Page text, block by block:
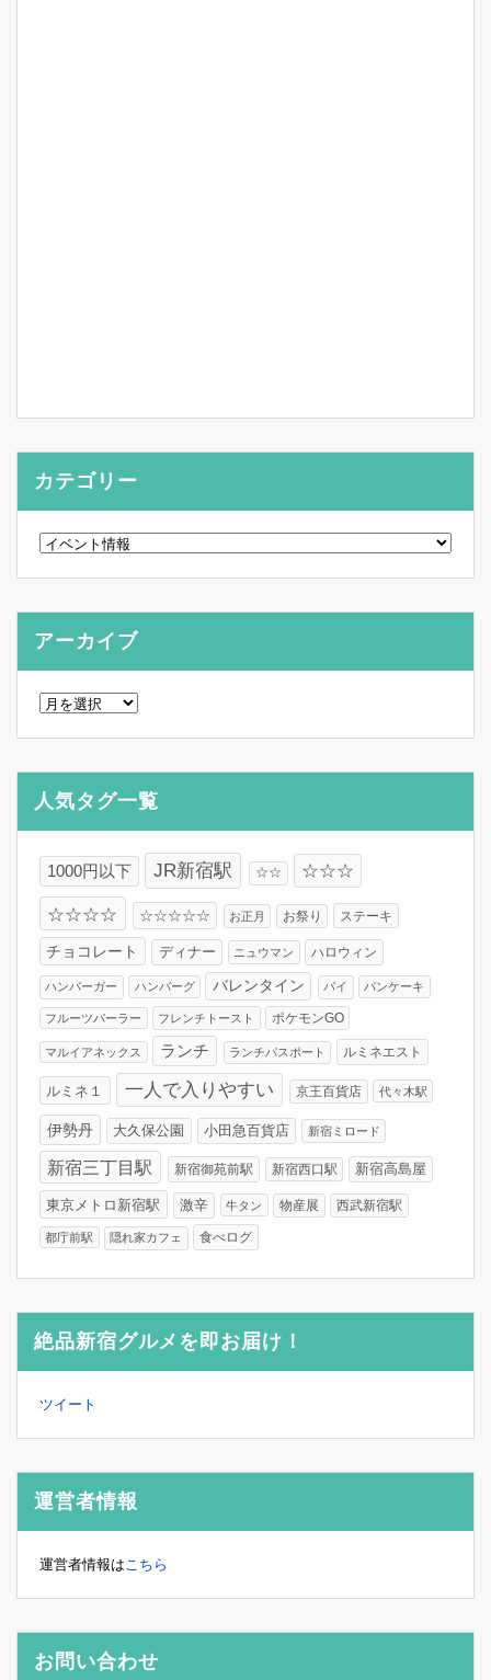
カテゴリー
カ
リ
ー
アーカイブ
ア
イ
ブ
人気タグ一覧
1000円以下 JR新宿駅 ☆☆ ☆☆☆
☆☆☆☆ ☆☆☆☆☆ お正月 お祭り ステーキ
チョコレート ディナー ニュウマン ハロウィン
ハンバーガー ハンバーグ バレンタイン パイ パンケーキ
フルーツパーラー フレンチトースト ポケモンGO
マルイアネックス ランチ ランチパスポート ルミネエスト
ルミネ１ 一人で入りやすい 京王百貨店 代々木駅
伊勢丹 大久保公園 小田急百貨店 新宿ミロード
新宿三丁目駅 新宿御苑前駅 新宿西口駅 新宿高島屋
東京メトロ新宿駅 激辛 牛タン 物産展 西武新宿駅
都庁前駅 隠れ家カフェ 食べログ
絶品新宿グルメを即お届け！
ツイート
運営者情報
運営者情報は こちら
お問い合わせ